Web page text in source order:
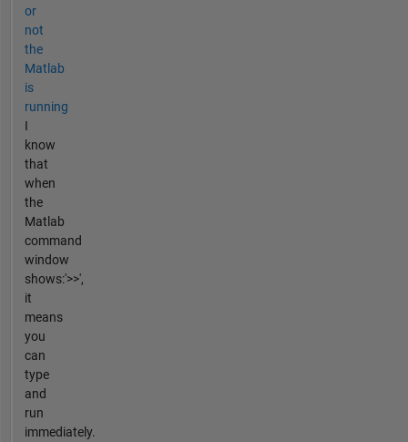
or
not
the
Matlab
is
running
I
know
that
when
the
Matlab
command
window
shows:'>>',
it
means
you
can
type
and
run
immediately.